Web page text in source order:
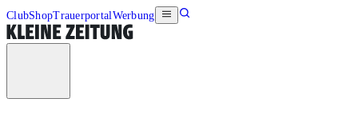
ClubShopTrauerportalWerbung